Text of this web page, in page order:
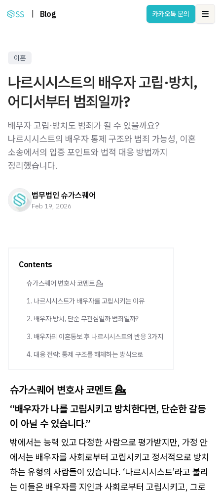
Blog 카카오톡 문의
이혼
나르시시스트의 배우자 고립·방치,
어디서부터 범죄일까?
배우자 고립·방치도 범죄가 될 수 있을까요?
나르시시스트의 배우자 통제 구조와 범죄 가능성, 이혼
소송에서의 입증 포인트와 법적 대응 방법까지
정리했습니다.
법무법인 슈가스퀘어
Feb 19, 2026
Contents
슈가스퀘어 변호사 코멘트 💁
1. 나르시시스트가 배우자를 고립시키는 이유
2. 배우자 방치, 단순 무관심일까 범죄일까?
3. 배우자의 이혼통보 후 나르시시스트의 반응 3가지
4. 대응 전략: 통제 구조를 해체하는 방식으로
슈가스퀘어 변호사 코멘트 💁
“배우자가 나를 고립시키고 방치한다면, 단순한 갈등
이 아닐 수 있습니다.”
밖에서는 능력 있고 다정한 사람으로 평가받지만, 가정 안
에서는 배우자를 사회로부터 고립시키고 정서적으로 방치
하는 유형의 사람들이 있습니다. ‘나르시시스트’라고 불리
는 이들은 배우자를 지인과 사회로부터 고립시키고, 그로